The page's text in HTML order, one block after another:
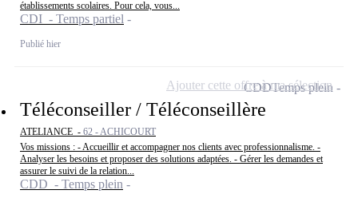
établissements scolaires. Pour cela, vous...
CDI - Temps partiel
Publié hier
Téléconseiller / Téléconseillère
ATELIANCE - 62 - ACHICOURT
Vos missions : - Accueillir et accompagner nos clients avec professionnalisme. -
Analyser les besoins et proposer des solutions adaptées. - Gérer les demandes et
assurer le suivi de la relation...
CDD - Temps plein
CDDTemps plein
Ajouter cette offre à ma sélection